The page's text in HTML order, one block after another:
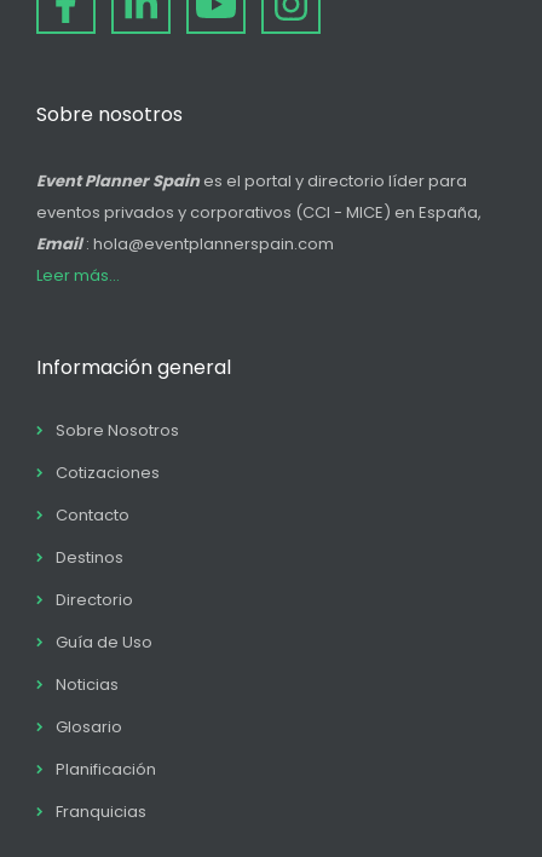
Sobre nosotros
Event Planner Spain es el portal y directorio líder para
eventos privados y corporativos (CCI - MICE) en España,
Email: hola@eventplannerspain.com
Leer más...
Información general
Sobre Nosotros
Cotizaciones
Contacto
Destinos
Directorio
Guía de Uso
Noticias
Glosario
Planificación
Franquicias